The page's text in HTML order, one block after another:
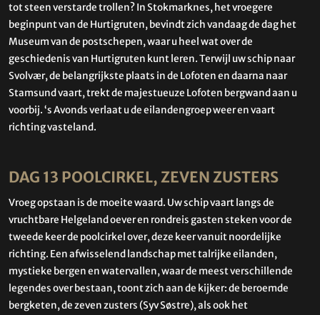
tot steen verstarde trollen? In Stokmarknes, het vroegere
beginpunt van de Hurtigruten, bevindt zich vandaag de dag het
Museum van de postschepen, waar u heel wat over de
geschiedenis van Hurtigruten kunt leren. Terwijl uw schip naar
Svolvær, de belangrijkste plaats in de Lofoten en daarna naar
Stamsund vaart, trekt de majestueuze Lofoten bergwand aan u
voorbij. ‘s Avonds verlaat u de eilandengroep weer en vaart
richting vasteland.
DAG 13 POOLCIRKEL, ZEVEN ZUSTERS
Vroeg opstaan is de moeite waard. Uw schip vaart langs de
vruchtbare Helgeland oever en rondreis gasten steken voor de
tweede keer de poolcirkel over, deze keer vanuit noordelijke
richting. Een afwisselend landschap met talrijke eilanden,
mystieke bergen en watervallen, waar de meest verschillende
legendes over bestaan, toont zich aan de kijker: de beroemde
bergketen, de zeven zusters (Syv Søstre), als ook het